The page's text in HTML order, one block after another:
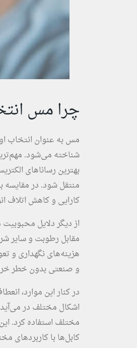
چرا مس
مس به عنوان انتخاب
شناخته می‌شود.
بهترین رساناهای
منتقل شود. در مقایسه
کارایی و کاهش اتلاف
از دیگر دلایل
مقابل رطوبت و سایر
هزینه‌های نگهداری
و صنعتی بدون خطر
در کنار این موارد،
اشکال مختلف در
مختلف استفاده کرد.
کابل‌ها با کاربردهای